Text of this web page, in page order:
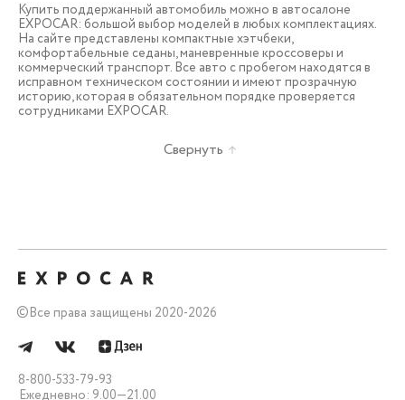
Купить поддержанный автомобиль можно в автосалоне
EXPOCAR: большой выбор моделей в любых комплектациях.
На сайте представлены компактные хэтчбеки,
комфортабельные седаны, маневренные кроссоверы и
коммерческий транспорт. Все авто с пробегом находятся в
исправном техническом состоянии и имеют прозрачную
историю, которая в обязательном порядке проверяется
сотрудниками EXPOCAR.
Свернуть
©Все права защищены 2020-2026
8-800-533-79-93
Ежедневно: 9.00—21.00